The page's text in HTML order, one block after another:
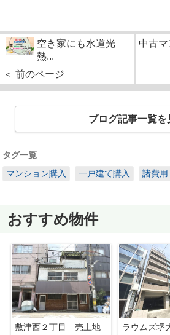
空き家にも水道光
熱...
＜ 前のページ
中古
ブログ記事一覧を
タグ一覧
マンション購入
一戸建て購入 諸費用
おすすめ物件
敷津西２丁目 売土地
ラウムズ堺